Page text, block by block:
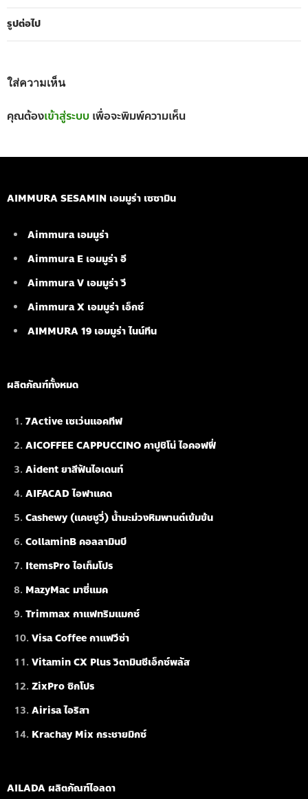
รูปต่อไป
ใส่ความเห็น
คุณต้องเข้าสู่ระบบ เพื่อจะพิมพ์ความเห็น
AIMMURA SESAMIN เอมมูร่า เซซามิน
Aimmura เอมมูร่า
Aimmura E เอมมูร่า อี
Aimmura V เอมมูร่า วี
Aimmura X เอมมูร่า เอ็กซ์
AIMMURA 19 เอมมูร่า ไนน์ทีน
ผลิตภัณฑ์ทั้งหมด
7Active เซเว่นแอคทีฟ
AICOFFEE CAPPUCCINO คาปูชิโน่ ไอคอฟฟี่
Aident ยาสีฟันไอเดนท์
AIFACAD ไอฟาแคด
Cashewy (แคชชูวี่) น้ำมะม่วงหิมพานต์เข้มข้น
CollaminB คอลลามินบี
ItemsPro ไอเท็มโปร
MazyMac มาซี่แมค
Trimmax กาแฟทริมแมกซ์
Visa Coffee กาแฟวีซ่า
Vitamin CX Plus วิตามินซีเอ็กซ์พลัส
ZixPro ซิกโปร
Airisa ไอริสา
Krachay Mix กระชายมิกซ์
AILADA ผลิตภัณฑ์ไอลดา